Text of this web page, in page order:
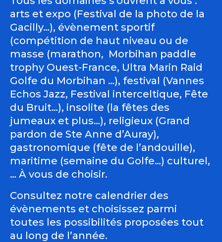
arts et expo (Festival de la photo de la
Gacilly…), évènement sportif
(compétition de haut niveau ou de
masse (marathon, Morbihan paddle
trophy Ouest-France, Ultra Marin Raid
Golfe du Morbihan …), festival (Vannes
Echos Jazz, Festival interceltique, Fête
du Bruit…), insolite (la fêtes des
jumeaux et plus…), religieux (Grand
pardon de Ste Anne d’Auray),
gastronomique (fête de l’andouille),
maritime (semaine du Golfe…) culturel,
… À vous de choisir.
Consultez notre calendrier des
évènements et choisissez parmi
toutes les possibilités proposées tout
au long de l’année.